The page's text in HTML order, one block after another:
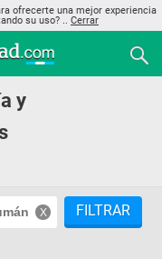
ofrecerte una mejor experiencia
su uso? .. Cerrar
y
FILTRAR